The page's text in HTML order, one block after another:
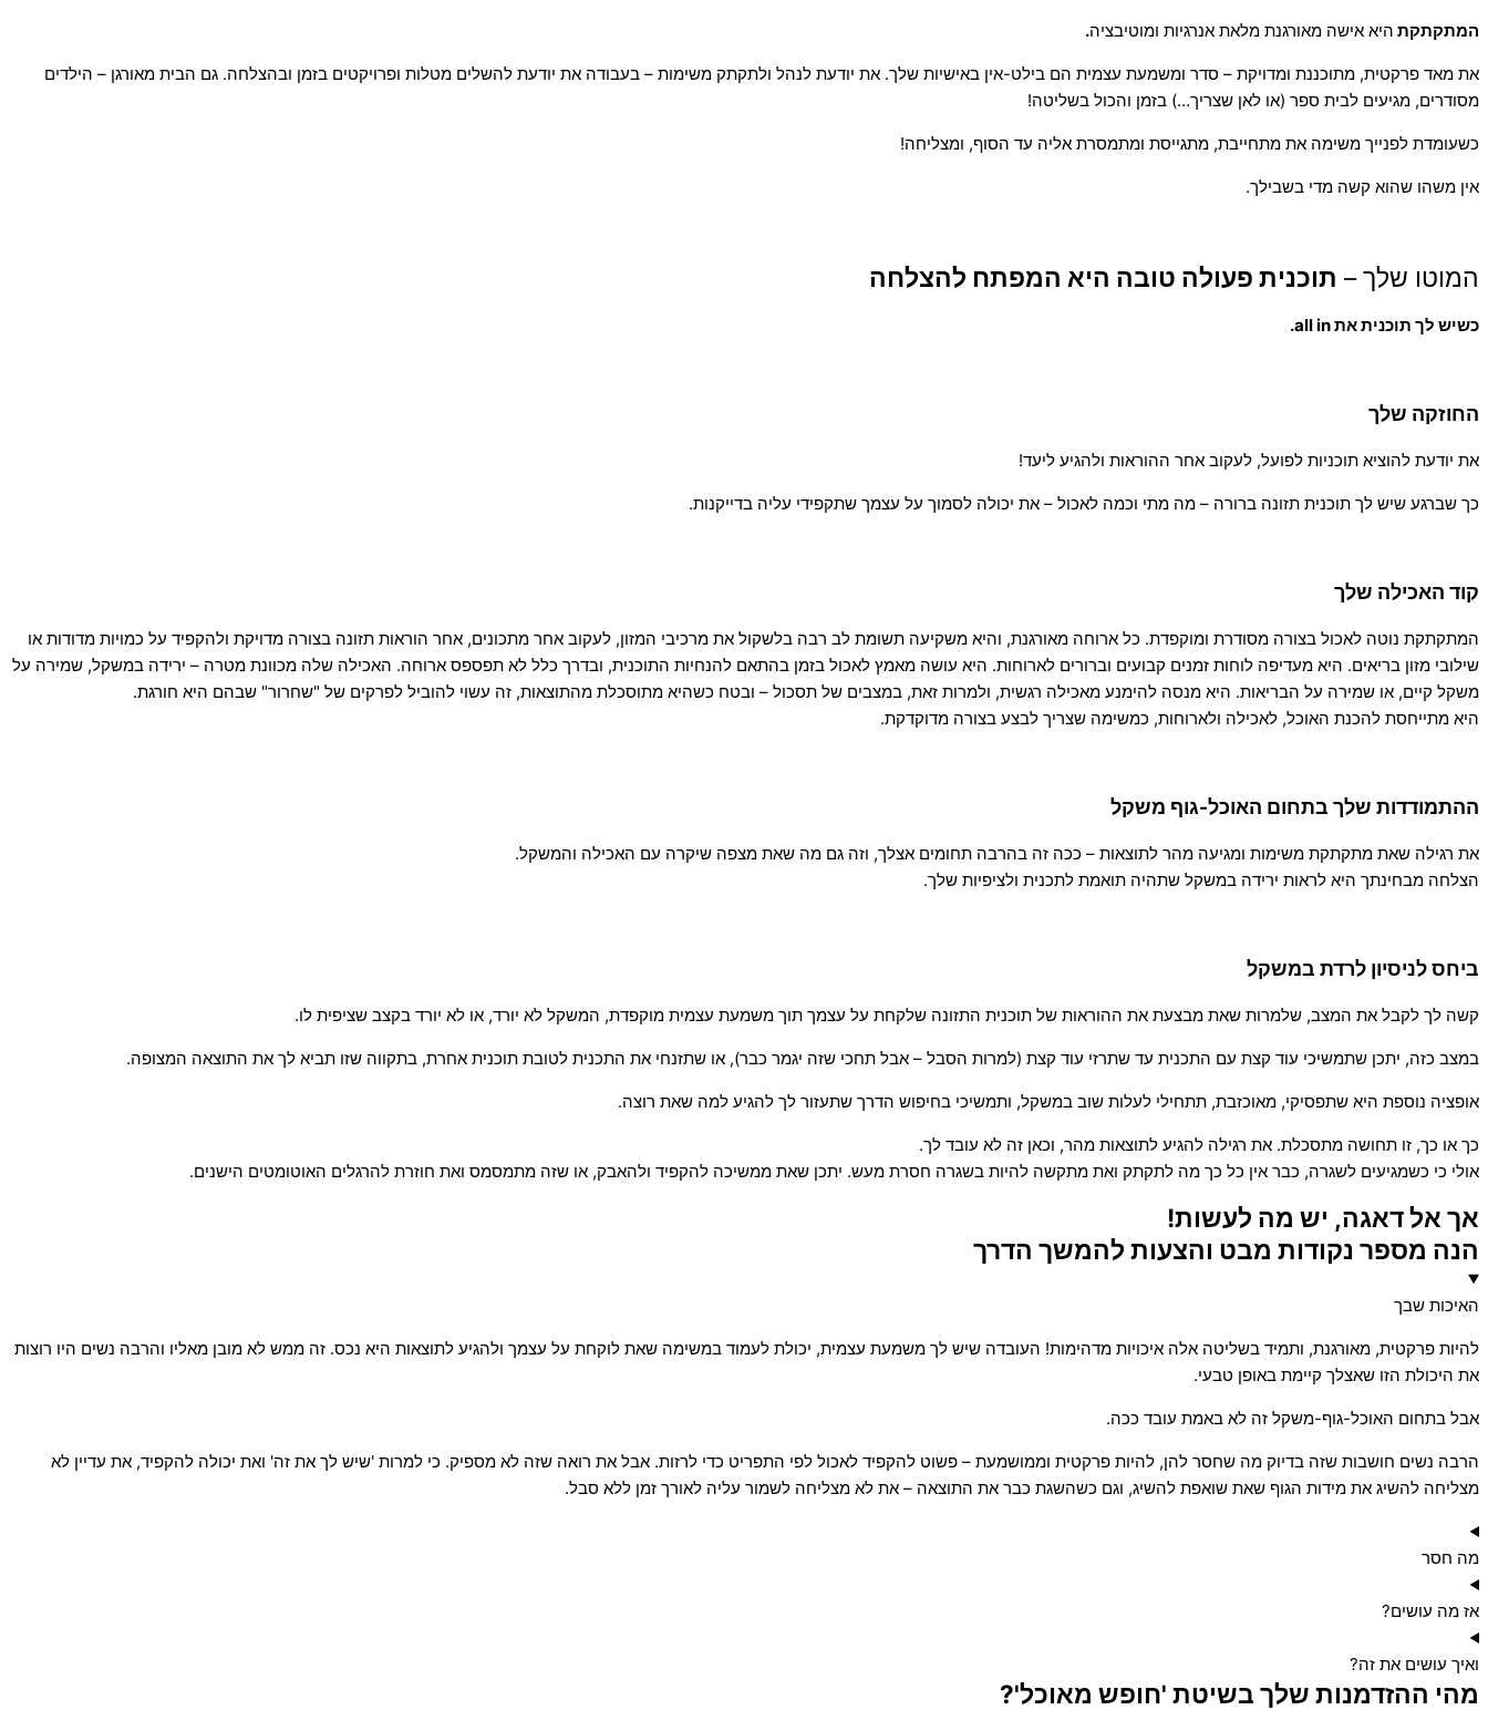
המתקתקת היא אישה מאורגנת מלאת אנרגיות ומוטיבציה.
את מאד פרקטית, מתוכננת ומדויקת – סדר ומשמעת עצמית הם בילט-אין באישיות שלך. את יודעת לנהל ולתקתק משימות – בעבודה את יודעת להשלים מטלות ופרויקטים בזמן ובהצלחה. גם הבית מאורגן – הילדים
מסודרים, מגיעים לבית ספר (או לאן שצריך…) בזמן והכול בשליטה!
כשעומדת לפנייך משימה את מתחייבת, מתגייסת ומתמסרת אליה עד הסוף, ומצליחה!
אין משהו שהוא קשה מדי בשבילך.
המוטו שלך – תוכנית פעולה טובה היא המפתח להצלחה
כשיש לך תוכנית את all in.
החוזקה שלך
את יודעת להוציא תוכניות לפועל, לעקוב אחר ההוראות ולהגיע ליעד!
כך שברגע שיש לך תוכנית תזונה ברורה – מה מתי וכמה לאכול – את יכולה לסמוך על עצמך שתקפידי עליה בדייקנות.
קוד האכילה שלך
המתקתקת נוטה לאכול בצורה מסודרת ומוקפדת. כל ארוחה מאורגנת, והיא משקיעה תשומת לב רבה בלשקול את מרכיבי המזון, לעקוב אחר מתכונים, אחר הוראות תזונה בצורה מדויקת ולהקפיד על כמויות מדודות או
שילובי מזון בריאים. היא מעדיפה לוחות זמנים קבועים וברורים לארוחות. היא עושה מאמץ לאכול בזמן בהתאם להנחיות התוכנית, ובדרך כלל לא תפספס ארוחה. האכילה שלה מכוונת מטרה – ירידה במשקל, שמירה על
משקל קיים, או שמירה על הבריאות. היא מנסה להימנע מאכילה רגשית, ולמרות זאת, במצבים של תסכול – ובטח כשהיא מתוסכלת מהתוצאות, זה עשוי להוביל לפרקים של "שחרור" שבהם היא חורגת.
היא מתייחסת להכנת האוכל, לאכילה ולארוחות, כמשימה שצריך לבצע בצורה מדוקדקת.
ההתמודדות שלך בתחום האוכל-גוף משקל
את רגילה שאת מתקתקת משימות ומגיעה מהר לתוצאות – ככה זה בהרבה תחומים אצלך, וזה גם מה שאת מצפה שיקרה עם האכילה והמשקל.
הצלחה מבחינתך היא לראות ירידה במשקל שתהיה תואמת לתכנית ולציפיות שלך.
ביחס לניסיון לרדת במשקל
קשה לך לקבל את המצב, שלמרות שאת מבצעת את ההוראות של תוכנית התזונה שלקחת על עצמך תוך משמעת עצמית מוקפדת, המשקל לא יורד, או לא יורד בקצב שציפית לו.
במצב כזה, יתכן שתמשיכי עוד קצת עם התכנית עד שתרזי עוד קצת (למרות הסבל – אבל תחכי שזה יגמר כבר), או שתזנחי את התכנית לטובת תוכנית אחרת, בתקווה שזו תביא לך את התוצאה המצופה.
אופציה נוספת היא שתפסיקי, מאוכזבת, תתחילי לעלות שוב במשקל, ותמשיכי בחיפוש הדרך שתעזור לך להגיע למה שאת רוצה.
כך או כך, זו תחושה מתסכלת. את רגילה להגיע לתוצאות מהר, וכאן זה לא עובד לך.
אולי כי כשמגיעים לשגרה, כבר אין כל כך מה לתקתק ואת מתקשה להיות בשגרה חסרת מעש. יתכן שאת ממשיכה להקפיד ולהאבק, או שזה מתמסמס ואת חוזרת להרגלים האוטומטים הישנים.
אך אל דאגה, יש מה לעשות!
הנה מספר נקודות מבט והצעות להמשך הדרך
האיכות שבך
להיות פרקטית, מאורגנת, ותמיד בשליטה אלה איכויות מדהימות! העובדה שיש לך משמעת עצמית, יכולת לעמוד במשימה שאת לוקחת על עצמך ולהגיע לתוצאות היא נכס. זה ממש לא מובן מאליו והרבה נשים היו רוצות
את היכולת הזו שאצלך קיימת באופן טבעי.
אבל בתחום האוכל-גוף-משקל זה לא באמת עובד ככה.
הרבה נשים חושבות שזה בדיוק מה שחסר להן, להיות פרקטית וממושמעת – פשוט להקפיד לאכול לפי התפריט כדי לרזות. אבל את רואה שזה לא מספיק. כי למרות 'שיש לך את זה' ואת יכולה להקפיד, את עדיין לא
מצליחה להשיג את מידות הגוף שאת שואפת להשיג, וגם כשהשגת כבר את התוצאה – את לא מצליחה לשמור עליה לאורך זמן ללא סבל.
מה חסר
אז מה עושים?
ואיך עושים את זה?
מהי ההזדמנות שלך בשיטת 'חופש מאוכל'?